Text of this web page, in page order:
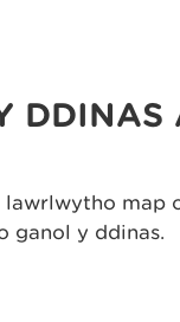
DDINAS
map
ganol y ddinas.